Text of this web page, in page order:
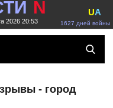
N
2026 20:53 1627 дней войны
UA
- город